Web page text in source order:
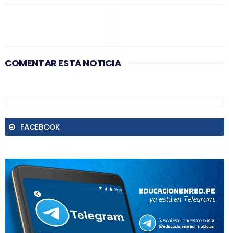
COMENTAR ESTA NOTICIA
FACEBOOK